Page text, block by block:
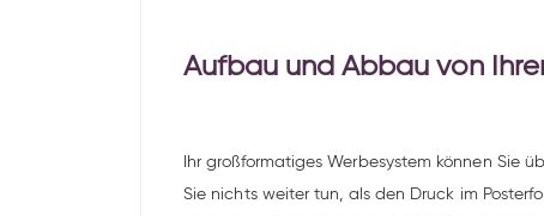
Aufbau und Abbau von
Ihr großformatiges Werbesystem können Sie
Sie nichts weiter tun, als den Druck im